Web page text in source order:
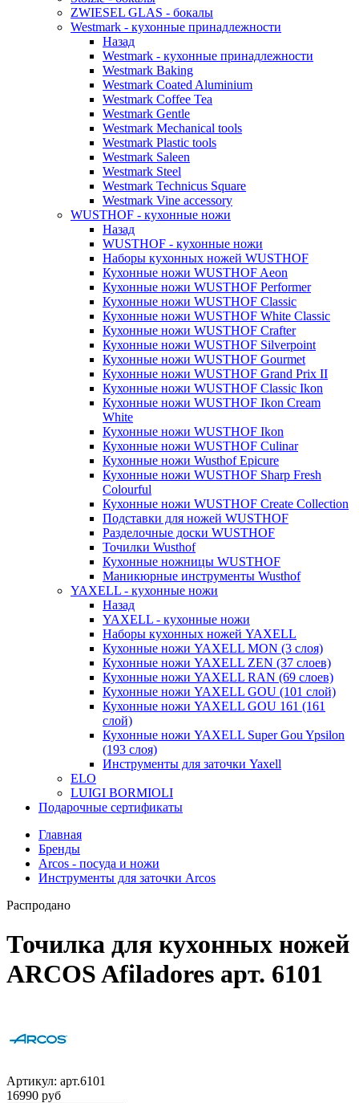
ZWIESEL GLAS - бокалы
Westmark - кухонные принадлежности
Назад
Westmark - кухонные принадлежности
Westmark Baking
Westmark Coated Aluminium
Westmark Coffee Tea
Westmark Gentle
Westmark Mechanical tools
Westmark Plastic tools
Westmark Saleen
Westmark Steel
Westmark Technicus Square
Westmark Vine accessory
WUSTHOF - кухонные ножи
Назад
WUSTHOF - кухонные ножи
Наборы кухонных ножей WUSTHOF
Кухонные ножи WUSTHOF Aeon
Кухонные ножи WUSTHOF Performer
Кухонные ножи WUSTHOF Classic
Кухонные ножи WUSTHOF White Classic
Кухонные ножи WUSTHOF Crafter
Кухонные ножи WUSTHOF Silverpoint
Кухонные ножи WUSTHOF Gourmet
Кухонные ножи WUSTHOF Grand Prix II
Кухонные ножи WUSTHOF Classic Ikon
Кухонные ножи WUSTHOF Ikon Cream
White
Кухонные ножи WUSTHOF Ikon
Кухонные ножи WUSTHOF Culinar
Кухонные ножи Wusthof Epicure
Кухонные ножи WUSTHOF Sharp Fresh
Colourful
Кухонные ножи WUSTHOF Create Collection
Подставки для ножей WUSTHOF
Разделочные доски WUSTHOF
Точилки Wusthof
Кухонные ножницы WUSTHOF
Маникюрные инструменты Wusthof
YAXELL - кухонные ножи
Назад
YAXELL - кухонные ножи
Наборы кухонных ножей YAXELL
Кухонные ножи YAXELL MON (3 слоя)
Кухонные ножи YAXELL ZEN (37 слоев)
Кухонные ножи YAXELL RAN (69 слоев)
Кухонные ножи YAXELL GOU (101 слой)
Кухонные ножи YAXELL GOU 161 (161
слой)
Кухонные ножи YAXELL Super Gou Ypsilon
(193 слоя)
Инструменты для заточки Yaxell
ELO
LUIGI BORMIOLI
Подарочные сертификаты
Главная
Бренды
Arcos - посуда и ножи
Инструменты для заточки Arcos
Распродано
Точилка для кухонных ножей
ARCOS Afiladores арт. 6101
Артикул: арт.6101
16990 руб